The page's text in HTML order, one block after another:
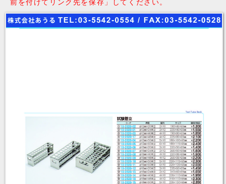
前を付けてリンク先を保存」してください。